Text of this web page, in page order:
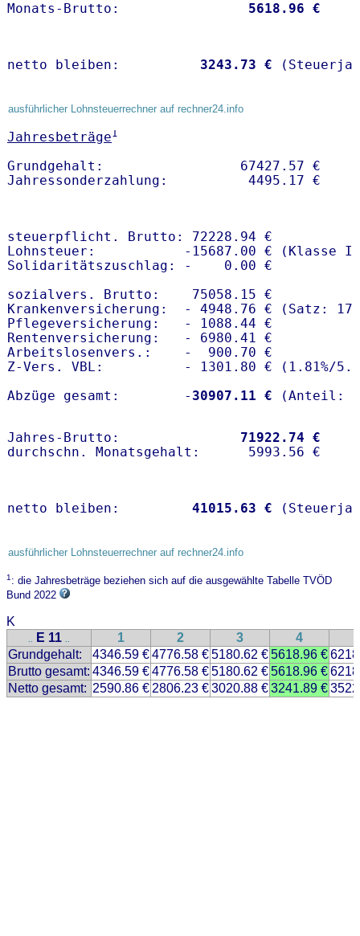
Monats-Brutto: 5618.96 €
netto bleiben: 3243.73 €
ausführlicher Lohnsteuerrechner auf rechner24.info
Jahresbeträge1
Grundgehalt:                 67427.57 €
steuerpflicht. Brutto: 72228.94 €
Lohnsteuer:           -15687.00 € (Klasse I)
Solidaritätszuschlag: -    0.00 €
sozialvers. Brutto:    75058.15 €
Krankenversicherung:  - 4948.76 € (Satz:
Pflegeversicherung:   - 1088.44 €
Rentenversicherung:   - 6980.41 €
Arbeitslosenvers.:    -  900.70 €
Z-Vers. VBL:          - 1301.80 € ( 1.81%/
Abzüge gesamt:        - 30907.11 €
Jahres-Brutto: 71922.74 €
netto bleiben: 41015.63 €
ausführlicher Lohnsteuerrechner auf rechner24.info
1: die Jahresbeträge beziehen sich auf die ausgewählte Tabelle TVÖD
Bund 2022
K
.. E 11 .. 1 2 3 4
Grundgehalt:
4346.59 €4776.58 €5180.62 €5618.96 €
Brutto gesamt: 4346.59 €4776.58 €5180.62 €5618.96 €
Netto gesamt: 2590.86 € 2806.23 €3020.88 €3241.89 €